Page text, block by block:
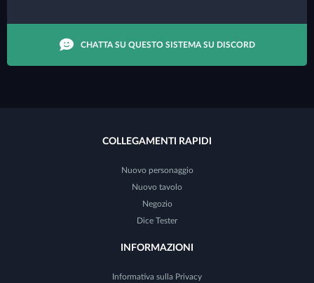
CHATTA SU QUESTO SISTEMA SU DISCORD
COLLEGAMENTI RAPIDI
Nuovo personaggio
Nuovo tavolo
Negozio
Dice Tester
INFORMAZIONI
Informativa sulla Privacy